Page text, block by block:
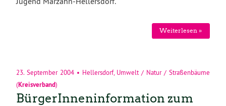
Weiterlesen »
23. September 2004• Hellersdorf, Umwelt / Natur / Straßenbäume
(Kreisverband)
BürgerInneninformation zum